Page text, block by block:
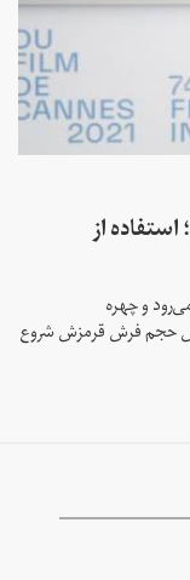
از
و چهره
حجم فرش قرمزش شروع